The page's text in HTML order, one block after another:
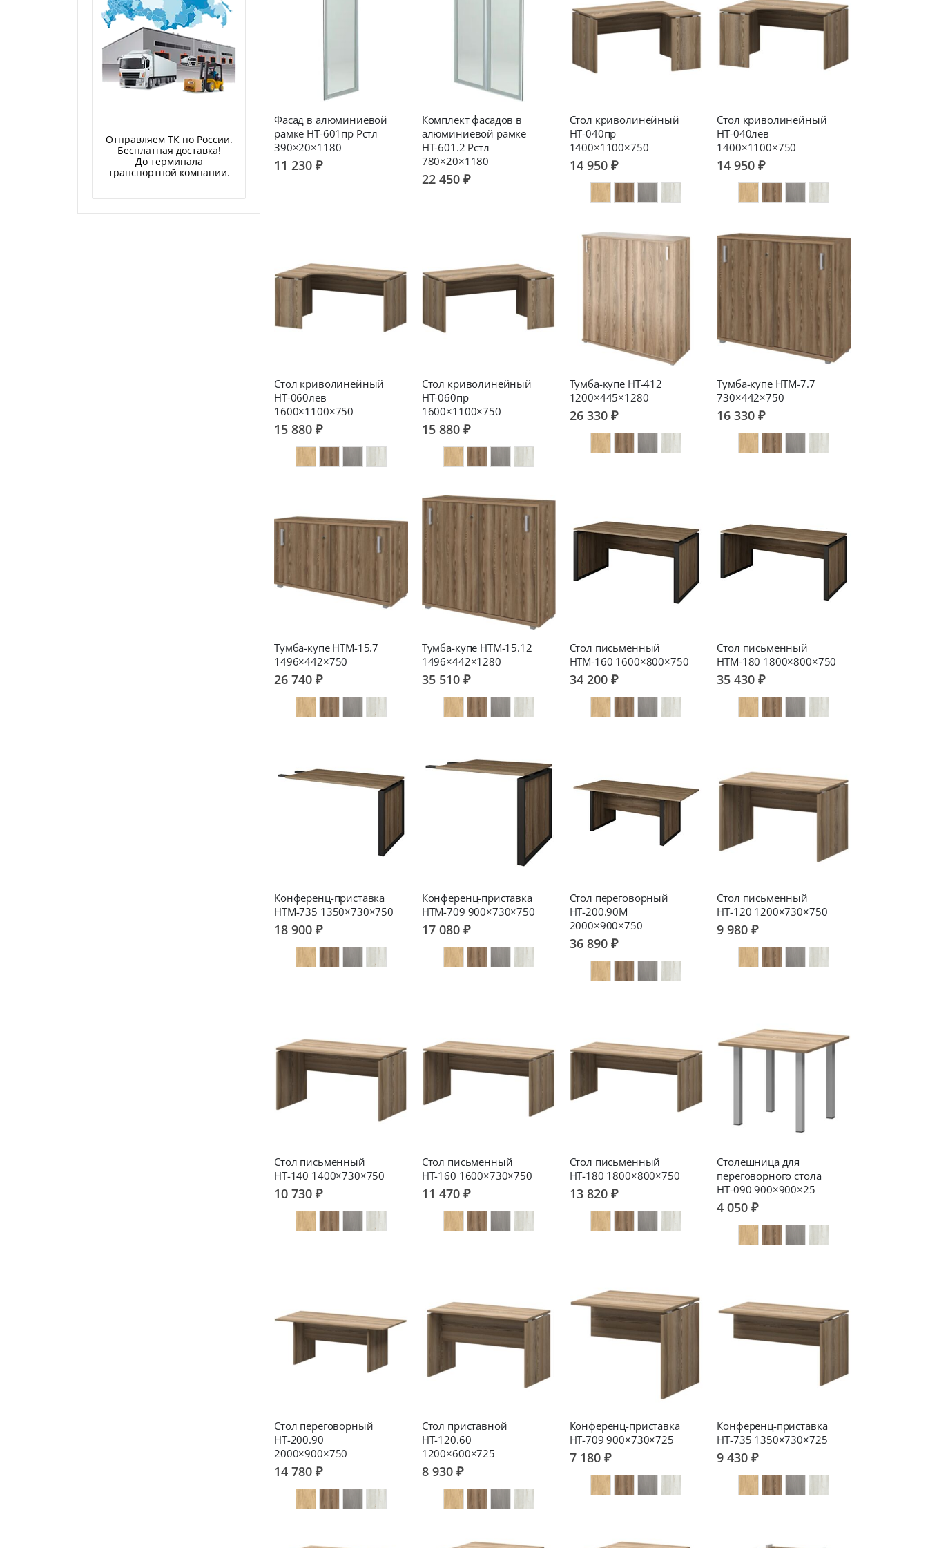
Фасад в алюминиевой
рамке НТ-601пр Рстл
390×20×1180
11 230 ₽
Комплект фасадов в
алюминиевой рамке
НТ-601.2 Рстл
780×20×1180
22 450 ₽
Стол криволинейный
НТ-040пр
1400×1100×750
14 950 ₽
Стол криволинейный
НТ-040лев
1400×1100×750
14 950 ₽
Стол криволинейный
НТ-060лев
1600×1100×750
15 880 ₽
Стол криволинейный
НТ-060пр
1600×1100×750
15 880 ₽
Тумба-купе НТ-412
1200×445×1280
26 330 ₽
Тумба-купе НТМ-7.7
730×442×750
16 330 ₽
Тумба-купе НТМ-15.7
1496×442×750
26 740 ₽
Тумба-купе НТМ-15.12
1496×442×1280
35 510 ₽
Стол письменный
НТМ-160 1600×800×750
34 200 ₽
Стол письменный
НТМ-180 1800×800×750
35 430 ₽
Конференц-приставка
НТМ-735 1350×730×750
18 900 ₽
Конференц-приставка
НТМ-709 900×730×750
17 080 ₽
Стол переговорный
НТ-200.90М
2000×900×750
36 890 ₽
Стол письменный
НТ-120 1200×730×750
9 980 ₽
Стол письменный
НТ-140 1400×730×750
10 730 ₽
Стол письменный
НТ-160 1600×730×750
11 470 ₽
Стол письменный
НТ-180 1800×800×750
13 820 ₽
Столешница для
переговорного стола
НТ-090 900×900×25
4 050 ₽
Стол переговорный
НТ-200.90
2000×900×750
14 780 ₽
Стол приставной
НТ-120.60
1200×600×725
8 930 ₽
Конференц-приставка
НТ-709 900×730×725
7 180 ₽
Конференц-приставка
НТ-735 1350×730×725
9 430 ₽
Отправляем ТК по России.
Бесплатная доставка!
До терминала
транспортной компании.